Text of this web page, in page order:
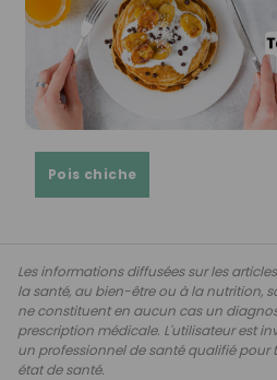
Pois chiche
Les informations diffusées sur les
la santé, au bien-être ou à la nutrition,
ne constituent en aucun cas un
prescription médicale. L'utilisateur est
un professionnel de santé qualifié pour
état de santé.